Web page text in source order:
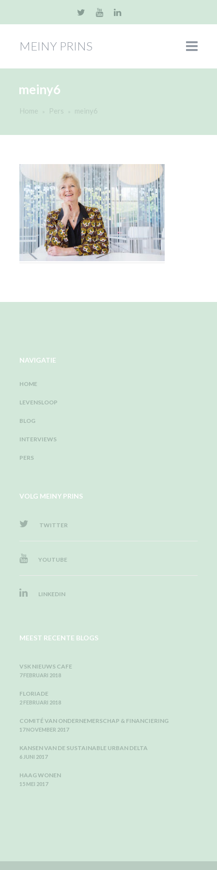
MEINY PRINS
meiny6
Home Pers meiny6
NAVIGATIE
HOME
LEVENSLOOP
BLOG
INTERVIEWS
PERS
VOLG MEINY PRINS
TWITTER
YOUTUBE
LINKEDIN
MEEST RECENTE BLOGS
VSK NIEUWS CAFE
7 FEBRUARI 2018
FLORIADE
2 FEBRUARI 2018
COMITÉ VAN ONDERNEMERSCHAP & FINANCIERING
17 NOVEMBER 2017
KANSEN VAN DE SUSTAINABLE URBAN DELTA
6 JUNI 2017
HAAG WONEN
15 MEI 2017